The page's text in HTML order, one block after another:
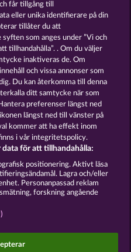
Western Jack
Hallow Reels
Avtryck
om att ångra köpet
får tillgång till
eller unika identifierare på din
tillåter du att
som anges under ”Vi och
tillhandahålla”. . Om du väljer
inaktiveras de. Om
och vissa annonser som
Du kan återkomma till denna
ditt samtycke när som
preferenser längst ned
längst ned till vänster på
kommer att ha effekt inom
i vår integritetspolicy.
data för att tillhandahålla:
positionering. Aktivt läsa
Lagra och/eller
Personanpassad reklam
forskning angående